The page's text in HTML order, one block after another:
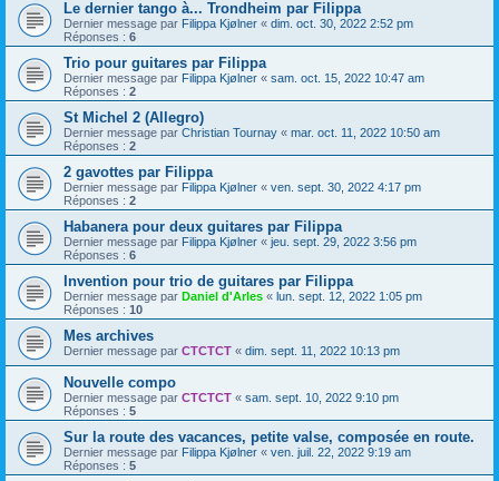
Le dernier tango à... Trondheim par Filippa
Dernier message par Filippa Kjølner « dim. oct. 30, 2022 2:52 pm
Réponses : 6
Trio pour guitares par Filippa
Dernier message par Filippa Kjølner « sam. oct. 15, 2022 10:47 am
Réponses : 2
St Michel 2 (Allegro)
Dernier message par Christian Tournay « mar. oct. 11, 2022 10:50 am
Réponses : 2
2 gavottes par Filippa
Dernier message par Filippa Kjølner « ven. sept. 30, 2022 4:17 pm
Réponses : 2
Habanera pour deux guitares par Filippa
Dernier message par Filippa Kjølner « jeu. sept. 29, 2022 3:56 pm
Réponses : 6
Invention pour trio de guitares par Filippa
Dernier message par Daniel d'Arles « lun. sept. 12, 2022 1:05 pm
Réponses : 10
Mes archives
Dernier message par CTCTCT « dim. sept. 11, 2022 10:13 pm
Nouvelle compo
Dernier message par CTCTCT « sam. sept. 10, 2022 9:10 pm
Réponses : 5
Sur la route des vacances, petite valse, composée en route.
Dernier message par Filippa Kjølner « ven. juil. 22, 2022 9:19 am
Réponses : 5